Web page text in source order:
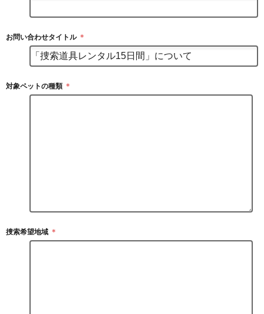
お問い合わせタイトル ＊
対象ペットの種類 ＊
捜索希望地域 ＊